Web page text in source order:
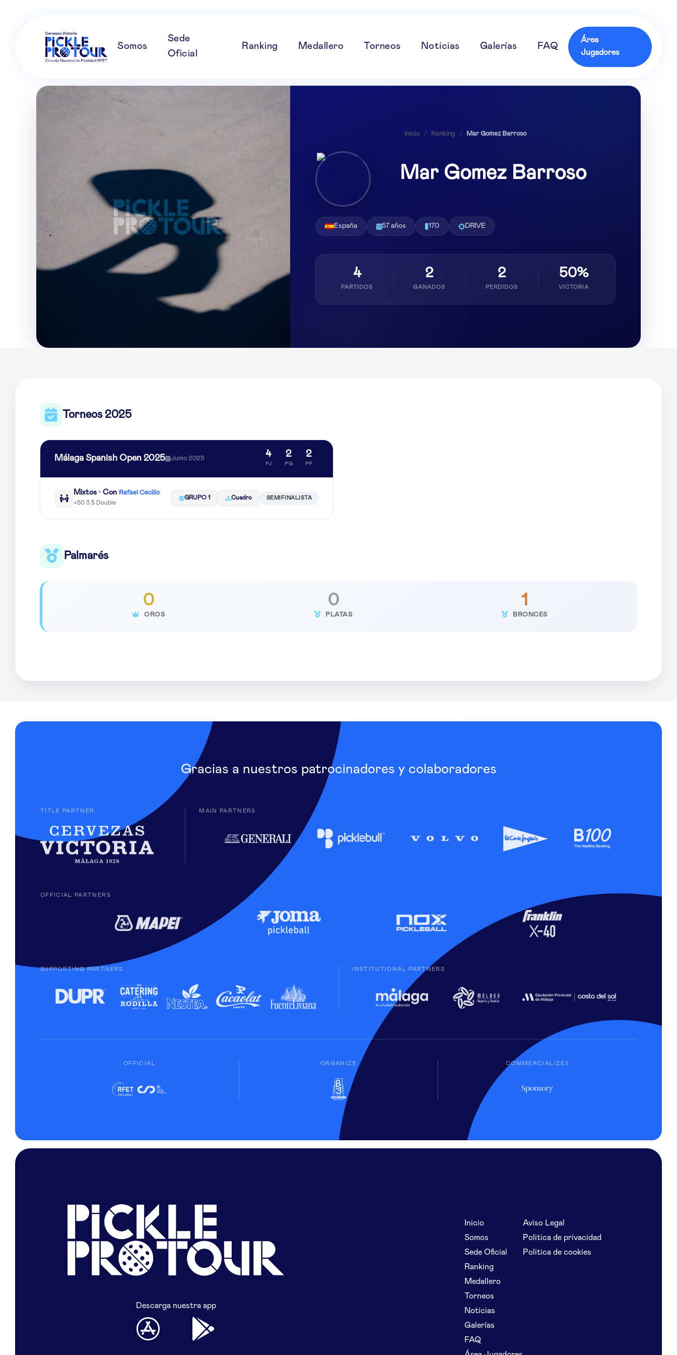
Somos
Sede
Oficial
Ranking Medallero Torneos Noticias Galerías FAQ
Área
Jugadores
Inicio / Ranking / Mar Gomez Barroso
Mar Gomez Barroso
España 57 años 170 DRIVE
4
PARTIDOS
2
GANADOS
2
PERDIDOS
50%
VICTORIA
Torneos 2025
Málaga Spanish Open 2025 Junio 2025 4
PJ
2
PG
2
PP
Mixtos · Con Rafael Cecilio
+50 3.5 Double
GRUPO 1 Cuadro SEMIFINALISTA
Palmarés
0
OROS
0
PLATAS
1
BRONCES
Gracias a nuestros patrocinadores y colaboradores
TITLE PARTNER MAIN PARTNERS
OFFICIAL PARTNERS
SUPPORTING PARTNERS INSTITUTIONAL PARTNERS
OFFICIAL ORGANIZE COMMERCIALIZES
Descarga nuestra app
Inicio
Somos
Sede Oficial
Ranking
Medallero
Torneos
Noticias
Galerías
FAQ
Aviso Legal
Politica de privacidad
Politica de cookies